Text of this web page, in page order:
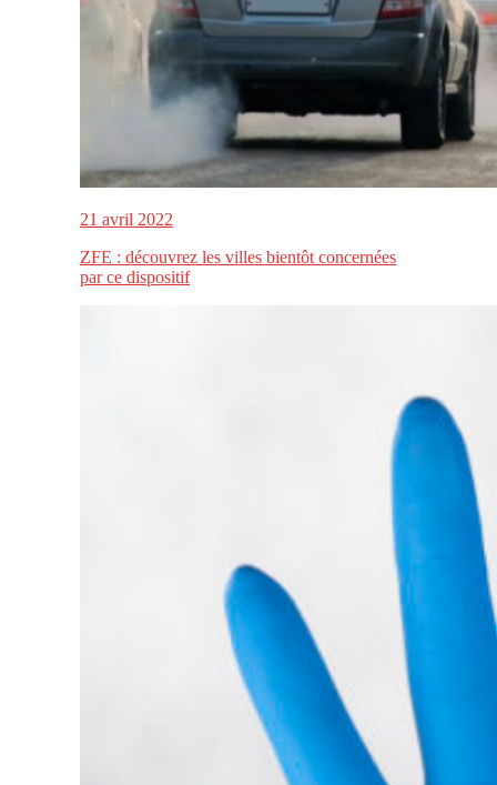
21 avril 2022
ZFE : découvrez les villes bientôt concernées
par ce dispositif